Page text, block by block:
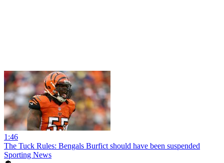
1:46
The Tuck Rules: Bengals Burfict should have been suspended
Sporting News